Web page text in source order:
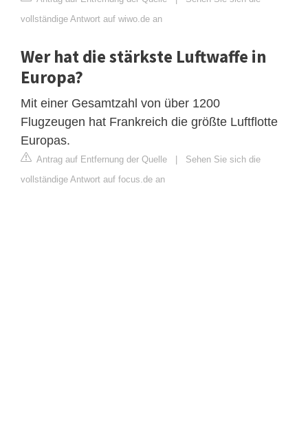
vollständige Antwort auf wiwo.de an
Wer hat die stärkste Luftwaffe in
Europa?
Mit einer Gesamtzahl von über 1200
Flugzeugen hat Frankreich die größte Luftflotte
Europas.
Antrag auf Entfernung der Quelle | Sehen Sie sich die
vollständige Antwort auf focus.de an